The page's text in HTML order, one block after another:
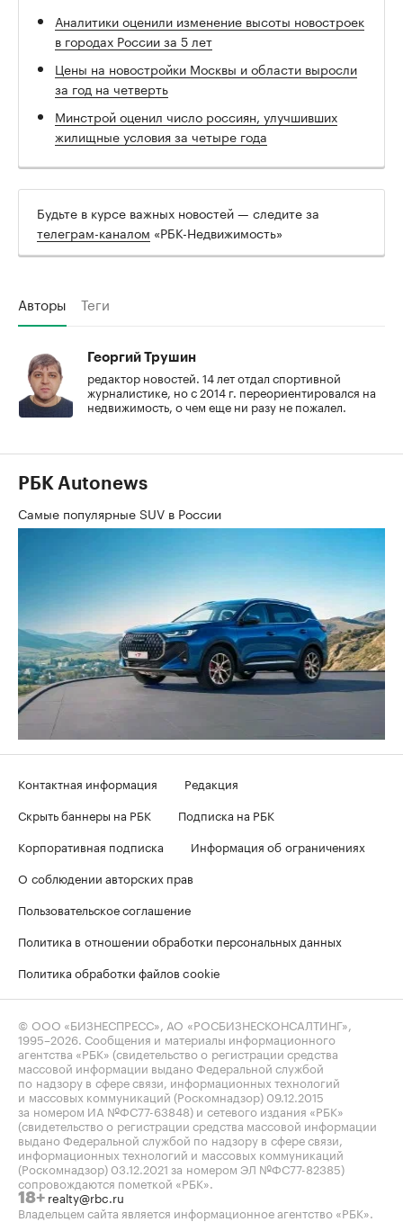
Аналитики оценили изменение высоты новостроек
в городах России за 5 лет
Цены на новостройки Москвы и области выросли
за год на четверть
Минстрой оценил число россиян, улучшивших
жилищные условия за четыре года
Будьте в курсе важных новостей — следите за
телеграм-каналом «РБК-Недвижимость»
Авторы Теги
Георгий Трушин
редактор новостей. 14 лет отдал спортивной
журналистике, но с 2014 г. переориентировался на
недвижимость, о чем еще ни разу не пожалел.
РБК Autonews
Самые популярные SUV в России
Контактная информация
Редакция
Скрыть баннеры на РБК
Подписка на РБК
Корпоративная подписка
Информация об ограничениях
О соблюдении авторских прав
Пользовательское соглашение
Политика в отношении обработки персональных данных
Политика обработки файлов cookie
© ООО «БИЗНЕСПРЕСС», АО «РОСБИЗНЕСКОНСАЛТИНГ»,
1995–2026 . Сообщения и материалы информационного
агентства «РБК» (свидетельство о регистрации средства
массовой информации выдано Федеральной службой
по надзору в сфере связи, информационных технологий
и массовых коммуникаций (Роскомнадзор) 09.12.2015
за номером ИА №ФС77-63848) и сетевого издания «РБК»
(свидетельство о регистрации средства массовой информации
выдано Федеральной службой по надзору в сфере связи,
информационных технологий и массовых коммуникаций
(Роскомнадзор) 03.12.2021 за номером ЭЛ №ФС77-82385)
сопровождаются пометкой «РБК».
18+ realty@rbc.ru
Владельцем сайта является информационное агентство «РБК».